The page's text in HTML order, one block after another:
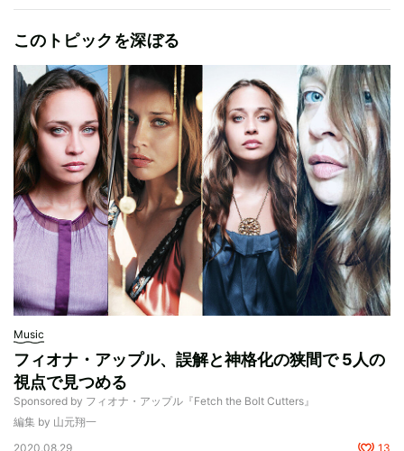
このトピックを深ぼる
Music
フィオナ・アップル、誤解と神格化の狭間で 5人の
視点で見つめる
Sponsored by フィオナ・アップル『Fetch the Bolt Cutters』
編集 by 山元翔一
2020.08.29
13